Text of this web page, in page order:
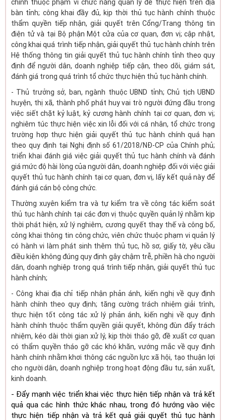
chính thuộc phạm vi chức năng quản lý để thực hiện trên địa
bàn tỉnh; công khai đầy đủ, kịp thời thủ tục hành chính thuộc
thẩm quyền tiếp nhận, giải quyết trên Cổng/Trang thông tin
điện tử và tại Bộ phận Một cửa của cơ quan, đơn vị; cập nhật,
công khai quá trình tiếp nhận, giải quyết thủ tục hành chính trên
Hệ thống thông tin giải quyết thủ tục hành chính tỉnh theo quy
định để người dân, doanh nghiệp tiếp cận, theo dõi, giám sát,
đánh giá trong quá trình tổ chức thực hiện thủ tục hành chính.
- Thủ trưởng sở, ban, ngành thuộc UBND tỉnh; Chủ tịch UBND
huyện, thị xã, thành phố phát huy vai trò người đứng đầu trong
việc siết chặt kỷ luật, kỷ cương hành chính tại cơ quan, đơn vị;
nghiêm túc thực hiện việc xin lỗi đối với cá nhân, tổ chức trong
trường hợp thực hiện giải quyết thủ tục hành chính quá hạn
theo quy định tại Nghị định số 61/2018/NĐ-CP của Chính phủ;
triển khai đánh giá việc giải quyết thủ tục hành chính và đánh
giá mức độ hài lòng của người dân, doanh nghiệp đối với việc giải
quyết thủ tục hành chính tại cơ quan, đơn vị, lấy kết quả này để
đánh giá cán bộ công chức.
Thường xuyên kiểm tra và tự kiểm tra về công tác kiểm soát
thủ tục hành chính tại các đơn vị thuộc quyền quản lý nhằm kịp
thời phát hiện, xử lý nghiêm, cương quyết thay thế và công bố,
công khai thông tin công chức, viên chức thuộc phạm vi quản lý
có hành vi làm phát sinh thêm thủ tục, hồ sơ, giấy tờ, yêu cầu
điều kiện không đúng quy định gây chậm trễ, phiền hà cho người
dân, doanh nghiệp trong quá trình tiếp nhận, giải quyết thủ tục
hành chính;
- Công khai địa chỉ tiếp nhận phản ánh, kiến nghị về quy định
hành chính theo quy định; tăng cường trách nhiệm giải trình,
thực hiện tốt công tác xử lý phản ánh, kiến nghị về quy định
hành chính thuộc thẩm quyền giải quyết, không đùn đẩy trách
nhiệm, kéo dài thời gian xử lý, kịp thời tháo gỡ, đề xuất cơ quan
có thẩm quyền tháo gỡ các khó khăn, vướng mắc về quy định
hành chính nhằm khơi thông các nguồn lực xã hội, tạo thuận lợi
cho người dân, doanh nghiệp trong hoạt động đầu tư, sản xuất,
kinh doanh.
- Đẩy mạnh việc triển khai việc thực hiện tiếp nhận và trả kết
quả qua các hình thức khác nhau, trong đó hướng vào việc
thực hiện tiếp nhận và trả kết quả giải quyết thủ tục hành